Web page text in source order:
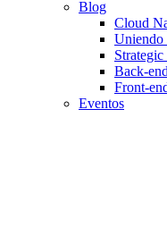
Blog
Cloud
Uniendo
Back-end
Front-
Eventos